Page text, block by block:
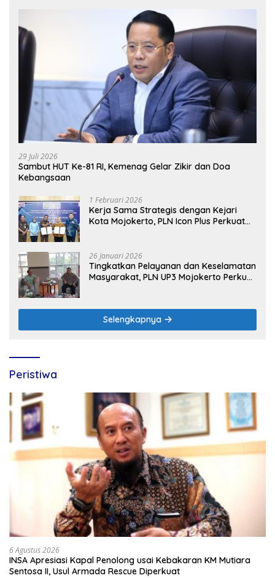
29 Juli 2026
Sambut HUT Ke-81 RI, Kemenag Gelar Zikir dan Doa
Kebangsaan
1 Februari 2026
Kerja Sama Strategis dengan Kejari
Kota Mojokerto, PLN Icon Plus Perkuat
26 Januari 2026
Tingkatkan Pelayanan dan Keselamatan
Masyarakat, PLN UP3 Mojokerto Perkuat
Selengkapnya
Peristiwa
6 Agustus 2026
INSA Apresiasi Kapal Penolong usai Kebakaran KM Mutiara
Sentosa II, Usul Armada Rescue Diperkuat